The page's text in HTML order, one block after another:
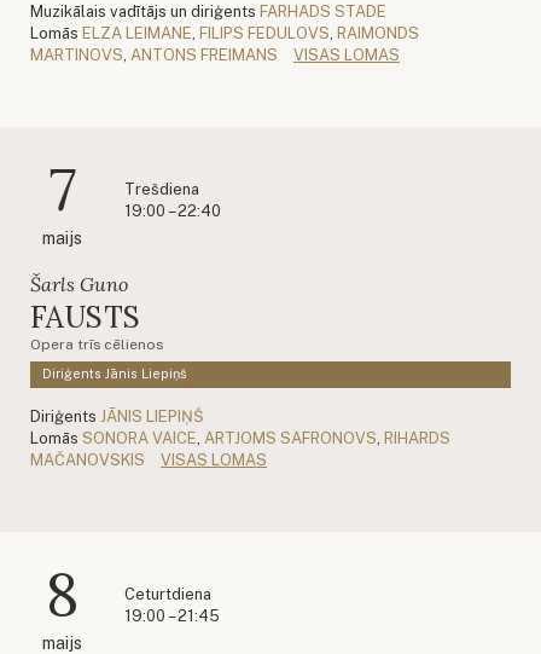
Muzikālais vadītājs un diriģents FARHADS STADE
Lomās ELZA LEIMANE FILIPS FEDULOVS RAIMONDS
MARTINOVS ANTONS FREIMANS VISAS LOMAS
7
maijs
Trešdiena
19:00 – 22:40
Šarls Guno
FAUSTS
Opera trīs cēlienos
Diriģents Jānis Liepiņš
Diriģents JĀNIS LIEPIŅŠ
Lomās SONORA VAICE ARTJOMS SAFRONOVS RIHARDS
MAČANOVSKIS
VISAS LOMAS
8
maijs
Ceturtdiena
19:00 – 21:45